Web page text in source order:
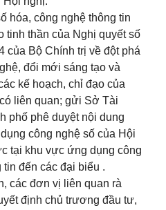
hóa, công nghệ thông tin
tinh thần của Nghị quyết số
của Bộ Chính trị về đột phá
đổi mới sáng tạo và
kế hoạch, chỉ đạo của
liên quan; gửi Sở Tài
phố phê duyệt nội dung
công nghệ số của Hội
tại khu vực ứng dụng công
đến các đại biểu .
các đơn vị liên quan rà
định chủ trương đầu tư,